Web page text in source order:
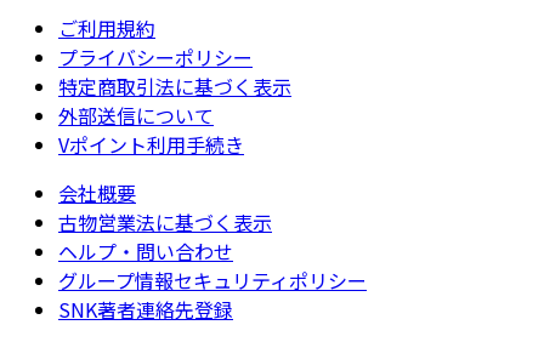
ご利用規約
プライバシーポリシー
特定商取引法に基づく表示
外部送信について
Vポイント利用手続き
会社概要
古物営業法に基づく表示
ヘルプ・問い合わせ
グループ情報セキュリティポリシー
SNK著者連絡先登録